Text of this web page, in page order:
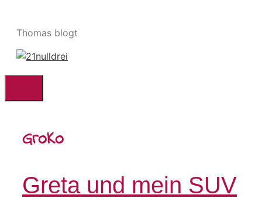
springen
Thomas blogt
GroKo
Greta und mein SUV